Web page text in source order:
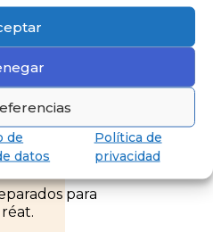
de
datos
Política de
privacidad
para